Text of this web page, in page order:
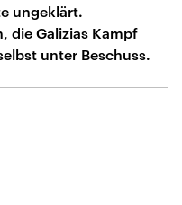
ungeklärt.
die Galizias Kampf
unter Beschuss.